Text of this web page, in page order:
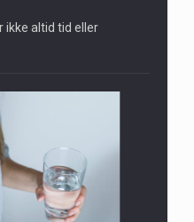
ikke altid tid eller